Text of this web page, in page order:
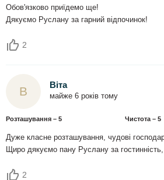
Обов'язково приїдемо ще!
Дякуємо Руслану за гарний відпочинок!
2
В Віта
майже 6 років тому
Розташування – 5 Чистота – 5
Дуже класне розташування, чудові
Щиро дякуємо пану Руслану за
2